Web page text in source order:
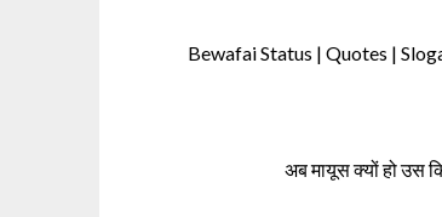
Bewafai Status | Quotes |
अब मायूस क्यों हो उस